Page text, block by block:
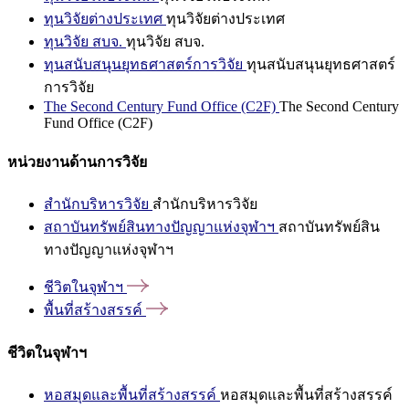
ทุนวิจัยต่างประเทศ ทุนวิจัยต่างประเทศ
ทุนวิจัย สบจ. ทุนวิจัย สบจ.
ทุนสนับสนุนยุทธศาสตร์การวิจัย ทุนสนับสนุนยุทธศาสตร์
การวิจัย
The Second Century Fund Office (C2F) The Second Century
Fund Office (C2F)
หน่วยงานด้านการวิจัย
สำนักบริหารวิจัย สำนักบริหารวิจัย
สถาบันทรัพย์สินทางปัญญาแห่งจุฬาฯ สถาบันทรัพย์สิน
ทางปัญญาแห่งจุฬาฯ
ชีวิตในจุฬาฯ
พื้นที่สร้างสรรค์
ชีวิตในจุฬาฯ
หอสมุดและพื้นที่สร้างสรรค์ หอสมุดและพื้นที่สร้างสรรค์